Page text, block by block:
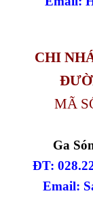
CHI
MÃ
Ga
ĐT:
Email: